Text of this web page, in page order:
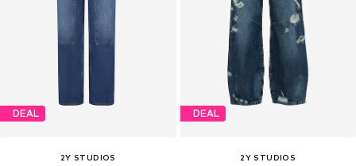
DEAL
2Y STUDIOS
DEAL
2Y STUDIOS